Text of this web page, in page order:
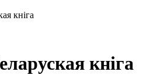
кніга
кніга